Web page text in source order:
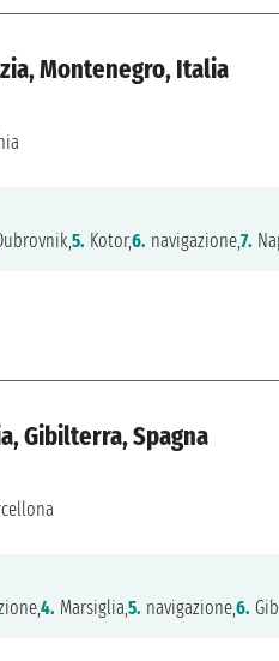
Montenegro, Italia
5. Kotor,6. navigazione,7.
Gibilterra, Spagna
4. Marsiglia,5. navigazione,6.